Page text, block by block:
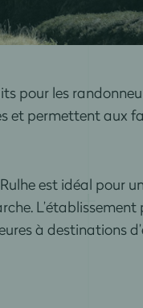
pour les
et permettent aux
est idéal pour
à destinations